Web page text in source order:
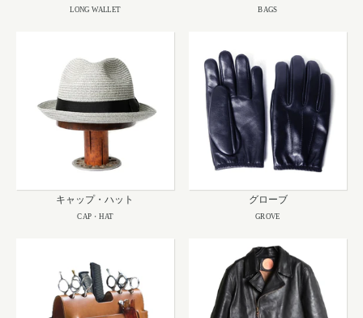
LONG WALLET BAGS
キャップ・ハット
CAP・HAT
グローブ
GROVE